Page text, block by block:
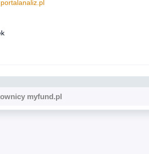
portalanaliz.pl
myfund.pl